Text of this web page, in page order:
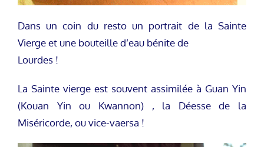
Dans un coin du resto un portrait de la Sainte
Vierge et une bouteille d’eau bénite de
Lourdes !
La Sainte vierge est souvent assimilée à Guan Yin
(Kouan Yin ou Kwannon) , la Déesse de la
Miséricorde, ou vice-vaersa !